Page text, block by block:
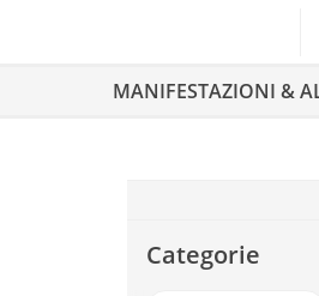
MANIFESTAZIONI &
Categorie